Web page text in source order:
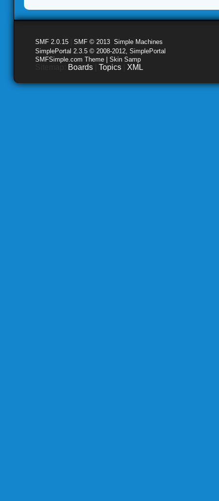
SMF 2.0.15 SMF © 2013 Simple Machines
SimplePortal 2.3.5 © 2008-2012, SimplePortal
SMFSimple.com Theme | Skin Samp
Boards Topics XML